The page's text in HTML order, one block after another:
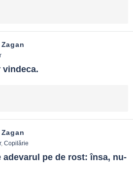
vindeca.
, Copilărie
pe de rost: însa, nu-